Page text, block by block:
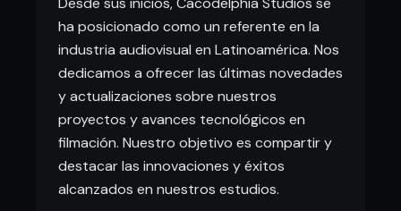
ha posicionado como un referente en la
industria audiovisual en Latinoamérica. Nos
dedicamos a ofrecer las últimas novedades
y actualizaciones sobre nuestros
proyectos y avances tecnológicos en
filmación. Nuestro objetivo es compartir y
destacar las innovaciones y éxitos
alcanzados en nuestros estudios.